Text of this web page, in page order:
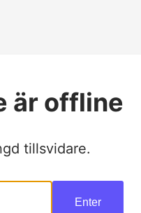
är offline
tillsvidare.
Enter